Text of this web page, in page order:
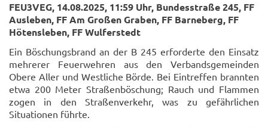
FEU3VEG, 14.08.2025, 11:59 Uhr, Bundesstraße 245, FF
Ausleben, FF Am Großen Graben, FF Barneberg, FF
Hötensleben, FF Wulferstedt
Ein Böschungsbrand an der B 245 erforderte den Einsatz
mehrerer Feuerwehren aus den Verbandsgemeinden
Obere Aller und Westliche Börde. Bei Eintreffen brannten
etwa 200 Meter Straßenböschung; Rauch und Flammen
zogen in den Straßenverkehr, was zu gefährlichen
Situationen führte.